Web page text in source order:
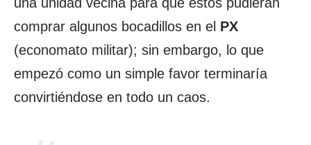
comprar algunos bocadillos en el PX
(economato militar); sin embargo, lo que
empezó como un simple favor terminaría
convirtiéndose en todo un caos.